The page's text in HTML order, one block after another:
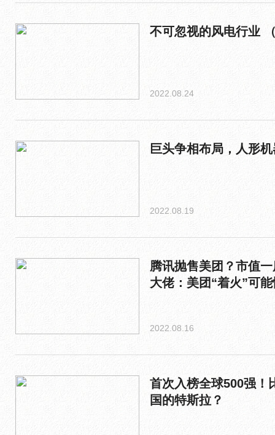
不可忽视的风电行业
2022.08.24
巨头争相布局，人形
2022.08.19
腾讯抛售美团？市值
大佬：美团“着火”可
2022.08.16
首次入榜全球500强！
国的特斯拉？